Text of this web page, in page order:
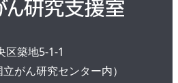
区築地5-1-1
がん研究センター内）